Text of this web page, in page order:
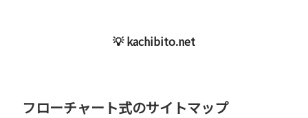
💡 kachibito.net
フローチャート式のサイトマップ